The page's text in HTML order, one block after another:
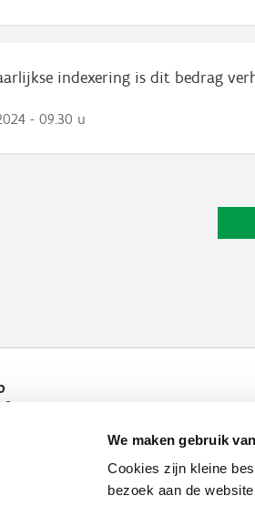
We maken gebruik
Cookies zijn kleine
bezoek aan de
indexering is dit bedrag
- 09.30 u